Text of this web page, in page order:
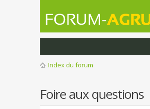
Index du forum
Foire aux questions